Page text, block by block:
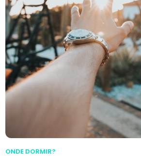
ONDE DORMIR?